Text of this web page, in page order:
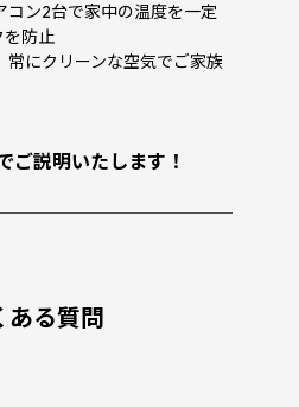
コン2台で家中の温度を一定
を防止
常にクリーンな空気でご家族
ご説明いたします！
ある質問